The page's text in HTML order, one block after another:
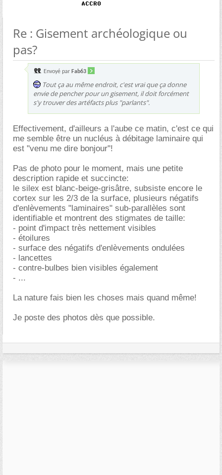
Re : Gisement archéologique ou
pas?
Envoyé par Fab63
Tout ça au même endroit, c'est vrai que ça donne
envie de pencher pour un gisement, il doit forcément
s'y trouver des artéfacts plus "parlants".
Effectivement, d'ailleurs a l'aube ce matin, c'est ce qui
me semble être un nucléus à débitage laminaire qui
est "venu me dire bonjour"!
Pas de photo pour le moment, mais une petite
description rapide et succincte:
le silex est blanc-beige-grisâtre, subsiste encore le
cortex sur les 2/3 de la surface, plusieurs négatifs
d'enlèvements "laminaires" sub-parallèles sont
identifiable et montrent des stigmates de taille:
- point d'impact très nettement visibles
- étoilures
- surface des négatifs d'enlèvements ondulées
- lancettes
- contre-bulbes bien visibles également
- ...
La nature fais bien les choses mais quand même!
Je poste des photos dès que possible.